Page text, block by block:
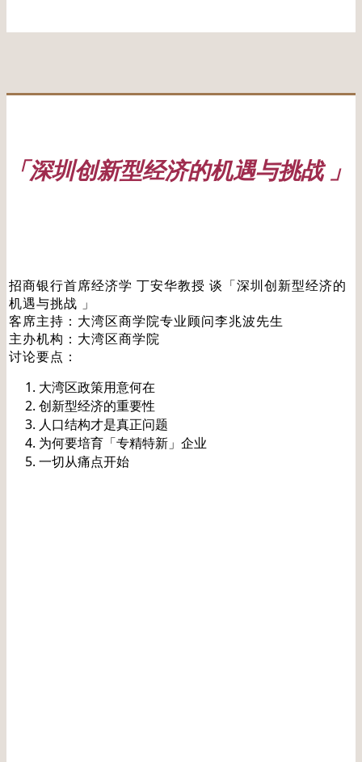
「深圳创新型经济的机遇与挑战 」
招商银行首席经济学 丁安华教授 谈「深圳创新型经济的
机遇与挑战 」
客席主持：大湾区商学院专业顾问李兆波先生
主办机构：大湾区商学院
讨论要点：
大湾区政策用意何在
创新型经济的重要性
人口结构才是真正问题
为何要培育「专精特新」企业
一切从痛点开始